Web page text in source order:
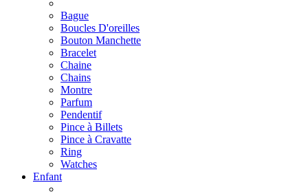
Bague
Boucles D'oreilles
Bouton Manchette
Bracelet
Chaine
Chains
Montre
Parfum
Pendentif
Pince à Billets
Pince à Cravatte
Ring
Watches
Enfant